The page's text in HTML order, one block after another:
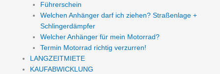
Führerschein
Welchen Anhänger darf ich ziehen? Straßenlage +
Schlingerdämpfer
Welcher Anhänger für mein Motorrad?
Termin Motorrad richtig verzurren!
LANGZEITMIETE
KAUFABWICKLUNG